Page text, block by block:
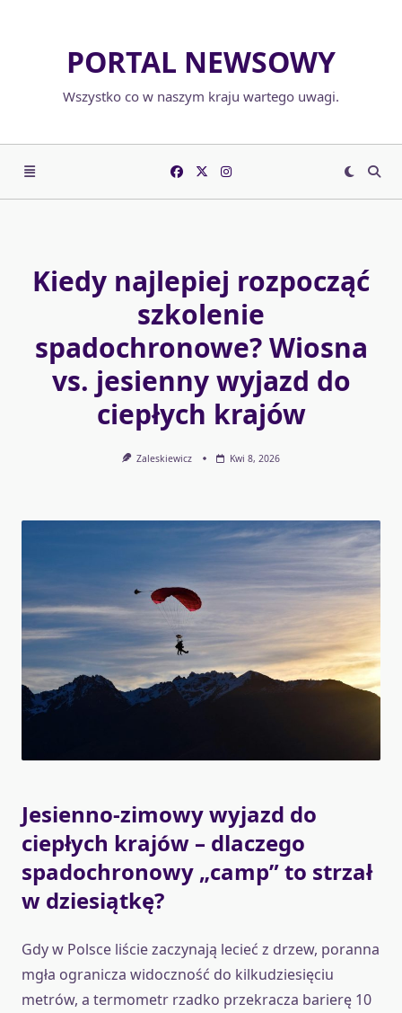
PORTAL NEWSOWY
Wszystko co w naszym kraju wartego uwagi.
Kiedy najlepiej rozpocząć
szkolenie
spadochronowe? Wiosna
vs. jesienny wyjazd do
ciepłych krajów
Zaleskiewicz Kwi 8, 2026
Jesienno-zimowy wyjazd do
ciepłych krajów – dlaczego
spadochronowy „camp” to strzał
w dziesiątkę?
Gdy w Polsce liście zaczynają lecieć z drzew, poranna
mgła ogranicza widoczność do kilkudziesięciu
metrów, a termometr rzadko przekracza barierę 10